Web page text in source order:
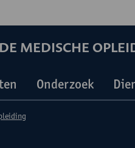
MEDISCHE
Onderzoek